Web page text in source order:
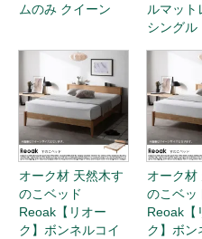
ムのみ クイーン
ルマット
シングル
オーク材 天然木す
のこベッド
Reoak【リオー
ク】ボンネルコイ
オーク材
のこベッ
Reoak【
ク】ボン